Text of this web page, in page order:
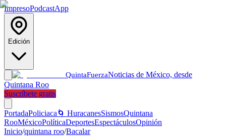
ImpresoPodcastApp
Edición
QuintaFuerzaNoticias de México, desde
Quintana Roo
Suscríbete gratis
PortadaPoliciaca 🌀 HuracanesSismosQuintana
RooMéxicoPolíticaDeportesEspectáculosOpinión
Inicio/quintana roo/Bacalar